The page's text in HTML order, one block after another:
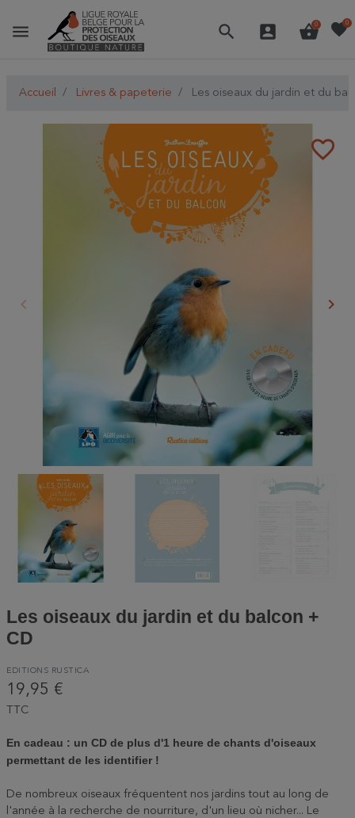
menu search account_box shopping_basket
0 favorite0
Accueil Livres & papeterie Les oiseaux du jardin et du
favorite_border
Précédent
keyboard_arrow_left keyboard_arrow_right
Les oiseaux du jardin et du balcon +
CD
EDITIONS RUSTICA
19,95 €
TTC
En cadeau : un CD de plus d'1 heure de chants d'oiseaux
permettant de les identifier !
De nombreux oiseaux fréquentent nos jardins tout au long de
l'année à la recherche de nourriture, d'un lieu où nicher... Le